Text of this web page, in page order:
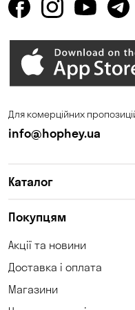
Горішні Плавні
Зазим’є
Карнаухівка
Корсунці
Коцюбинське
Красносілка
Для комерційних
info@hophey.ua
Каталог
Покупцям
Акції та новини
Доставка і оплата
Магазини